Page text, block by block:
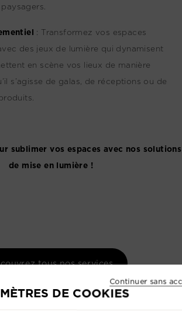
: Transformez vos espaces
des jeux de lumière qui dynamisent
en scène vos lieux de manière
s’agisse de galas, de réceptions ou de
sublimer vos espaces avec nos solutions
de mise en lumière !
tous nos services
DE COOKIES
Continuer sans